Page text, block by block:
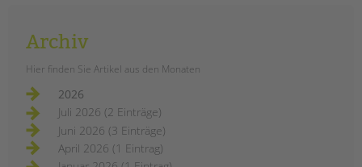
schoolcoach BTL
tandem international
KARRIERE
Stellenangebote
tandem als Arbeitgeberin
Archiv
Hier finden Sie Artikel aus den Monaten
2026
Juli 2026 (2 Einträge)
Juni 2026 (3 Einträge)
April 2026 (1 Eintrag)